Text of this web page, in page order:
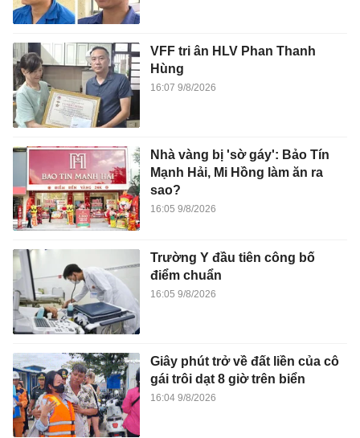
VFF tri ân HLV Phan Thanh
Hùng
16:07 9/8/2026
Nhà vàng bị 'sờ gáy': Bảo Tín
Mạnh Hải, Mi Hồng làm ăn ra
sao?
16:05 9/8/2026
Trường Y đầu tiên công bố
điểm chuẩn
16:05 9/8/2026
Giây phút trở về đất liền của cô
gái trôi dạt 8 giờ trên biển
16:04 9/8/2026